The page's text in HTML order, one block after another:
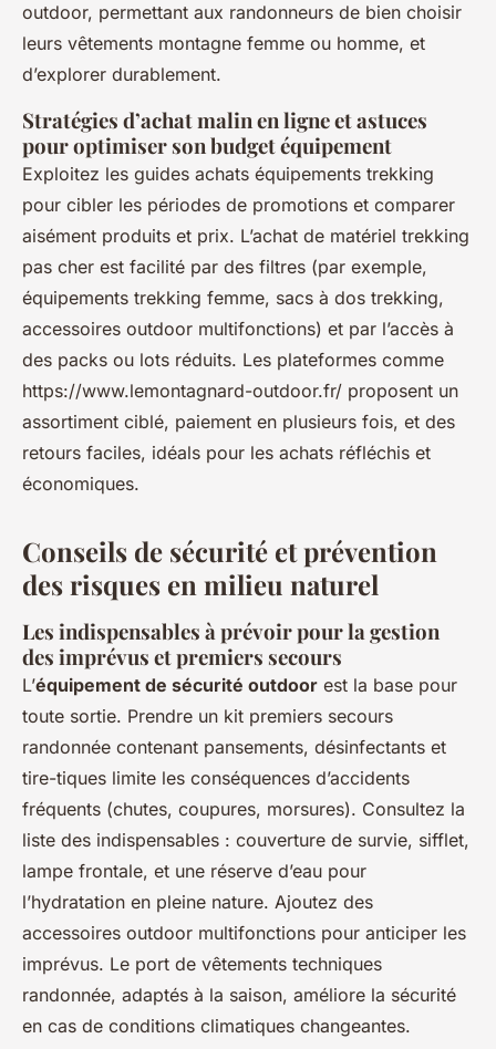
outdoor, permettant aux randonneurs de bien choisir
leurs vêtements montagne femme ou homme, et
d’explorer durablement.
Stratégies d’achat malin en ligne et astuces
pour optimiser son budget équipement
Exploitez les guides achats équipements trekking
pour cibler les périodes de promotions et comparer
aisément produits et prix. L’achat de matériel trekking
pas cher est facilité par des filtres (par exemple,
équipements trekking femme, sacs à dos trekking,
accessoires outdoor multifonctions) et par l’accès à
des packs ou lots réduits. Les plateformes comme
https://www.lemontagnard-outdoor.fr/ proposent un
assortiment ciblé, paiement en plusieurs fois, et des
retours faciles, idéals pour les achats réfléchis et
économiques.
Conseils de sécurité et prévention
des risques en milieu naturel
Les indispensables à prévoir pour la gestion
des imprévus et premiers secours
L’équipement de sécurité outdoor est la base pour
toute sortie. Prendre un kit premiers secours
randonnée contenant pansements, désinfectants et
tire-tiques limite les conséquences d’accidents
fréquents (chutes, coupures, morsures). Consultez la
liste des indispensables : couverture de survie, sifflet,
lampe frontale, et une réserve d’eau pour
l’hydratation en pleine nature. Ajoutez des
accessoires outdoor multifonctions pour anticiper les
imprévus. Le port de vêtements techniques
randonnée, adaptés à la saison, améliore la sécurité
en cas de conditions climatiques changeantes.